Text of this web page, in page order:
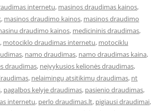
internetu, masinos draudimas kainos,
, masinos draudimo kainos, masinos draudimo
draudimo kainos, medicininis draudimas,
, motociklo draudimas internetu, motociklu
, namo draudimas, namo draudimas kaina,
draudimas, neįvykusios kelionės draudimas,
, nelaimingų atsitikimų draudimas, nt
, pagalbos kelyje draudimas, pasienio draudimas,
internetu, perlo draudimas.lt, pigiausi draudimai,